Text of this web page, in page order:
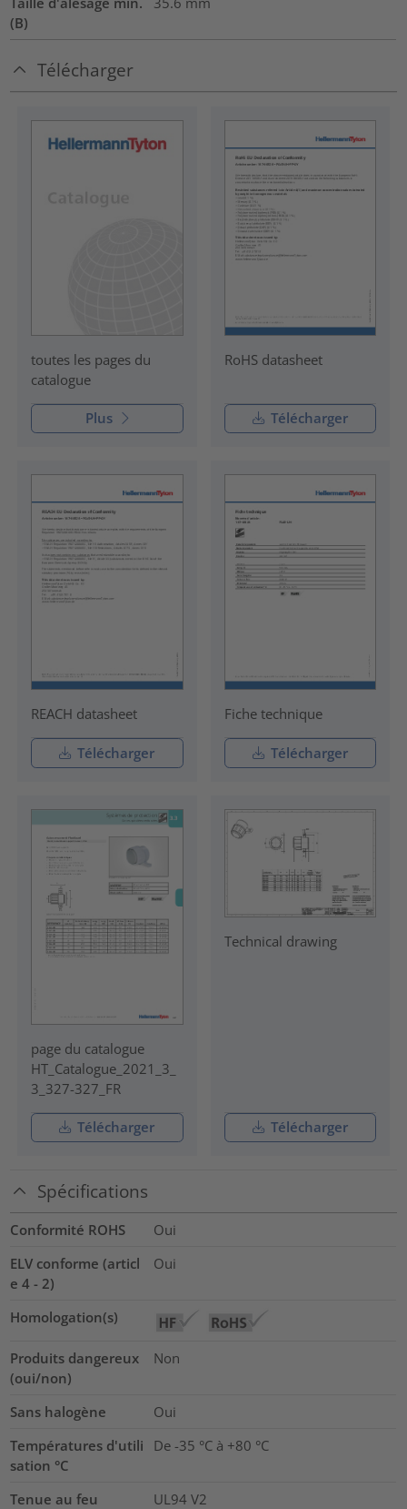
(B)
Télécharger
toutes les pages du
catalogue
Plus
RoHS datasheet
Télécharger
REACH datasheet
Télécharger
Fiche technique
Télécharger
page du catalogue
HT_Catalogue_2021_3_
3_327-327_FR
Télécharger
Technical drawing
Télécharger
Spécifications
Conformité ROHS
Oui
ELV conforme (articl
e 4 - 2)
Oui
Homologation(s)
Produits dangereux
(oui/non)
Non
Sans halogène
Oui
Températures d'utili
sation °C
De -35 °C à +80 °C
Tenue au feu
UL94 V2